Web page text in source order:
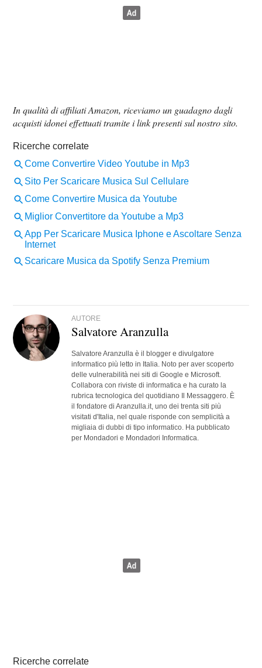
In qualità di affiliati Amazon, riceviamo un guadagno dagli
acquisti idonei effettuati tramite i link presenti sul nostro sito.
AUTORE
Salvatore Aranzulla
Salvatore Aranzulla è il blogger e divulgatore
informatico più letto in Italia. Noto per aver scoperto
delle vulnerabilità nei siti di Google e Microsoft.
Collabora con riviste di informatica e ha curato la
rubrica tecnologica del quotidiano Il Messaggero. È
il fondatore di Aranzulla.it, uno dei trenta siti più
visitati d'Italia, nel quale risponde con semplicità a
migliaia di dubbi di tipo informatico. Ha pubblicato
per Mondadori e Mondadori Informatica.